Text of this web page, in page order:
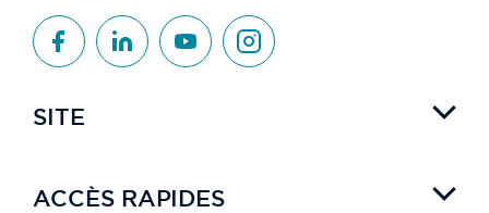
SITE
ACCÈS RAPIDES